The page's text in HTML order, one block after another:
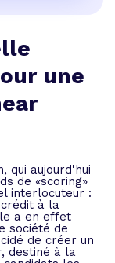
une
qui aujourd'hui
de «scoring»
interlocuteur :
à la
a en effet
société de
de créer un
destiné à la